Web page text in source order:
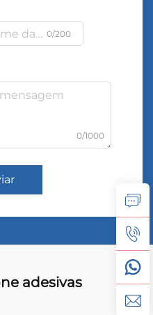
0/200
0/1000
adesivas